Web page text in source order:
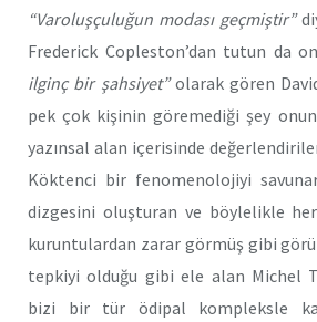
“Varoluşçuluğun modası geçmiştir”
Frederick Copleston’dan tutun da
ilginç bir şahsiyet”olarak gören
pek çok kişinin göremediği şey
yazınsal alan içerisinde
Köktenci bir fenomenolojiyi
dizgesini oluşturan ve böylelikle
kuruntulardan zarar görmüş gibi
tepkiyi olduğu gibi ele alan Michel
bizi bir tür ödipal kompleksle